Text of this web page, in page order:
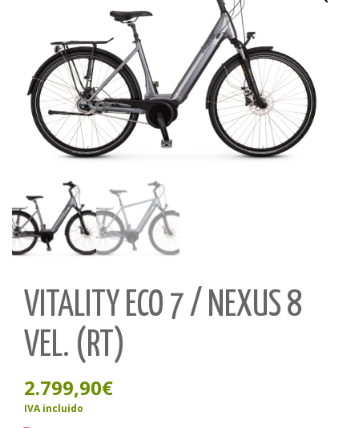
VITALITY ECO 7 / NEXUS 8
VEL. (RT)
2.799,90€
IVA incluido